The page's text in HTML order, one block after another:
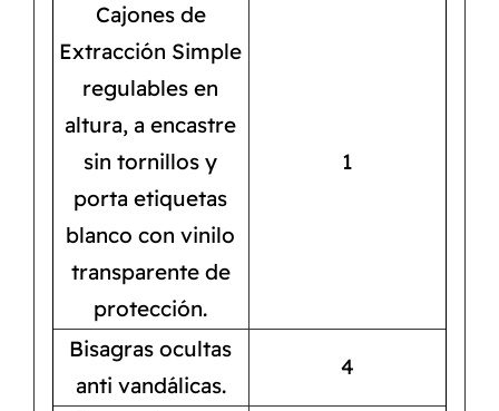
Cajones de
Extracción Simple
regulables en
altura, a encastre
sin tornillos y
porta etiquetas
blanco con vinilo
transparente de
protección.
1
Bisagras ocultas
anti vandálicas.
4